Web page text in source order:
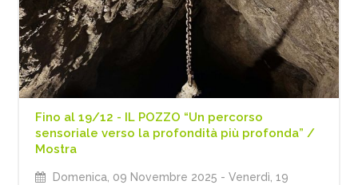
Fino al 19/12 - IL POZZO “Un percorso
sensoriale verso la profondità più profonda” /
Mostra
Domenica, 09 Novembre 2025 - Venerdì, 19